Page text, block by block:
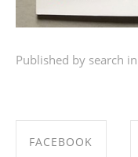
Published by search in
FACEBOOK